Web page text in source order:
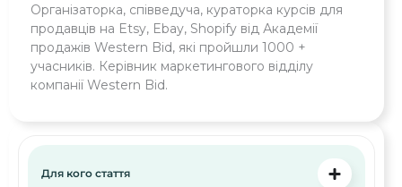
Організаторка, співведуча, кураторка курсів для
продавців на Etsy, Ebay, Shopify від Академії
продажів Western Bid, які пройшли 1000 +
учасників. Керівник маркетингового відділу
компанії Western Bid.
Для кого стаття